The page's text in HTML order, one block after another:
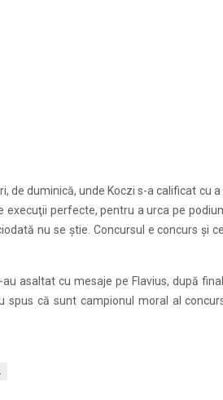
de duminică, unde Koczi s-a calificat
execuţii perfecte, pentru a urca pe
nu se ştie. Concursul e concurs
asaltat cu mesaje pe Flavius, după
spus că sunt campionul moral al